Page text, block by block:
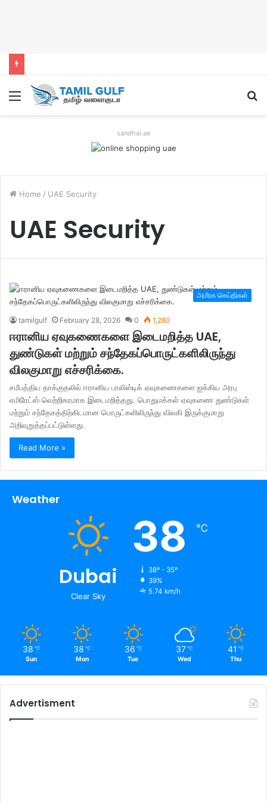
Menu
sandhai.ae
Home / UAE Security
UAE Security
அமீரக செய்திகள்
tamilgulf February 28, 2026 0 1,280
ஈரானிய ஏவுகணைகளை இடைமறித்த UAE,
துண்டுகள் மற்றும் சந்தேகப்பொருட்களிலிருந்து
விலகுமாறு எச்சரிக்கை.
சமீபத்திய தாக்குதலில் ஈரானிய பாலிஸ்டிக் ஏவுகணைகளை ஐக்கிய அரபு
எமிரேட்ஸ் வெற்றிகரமாக இடைமறித்தது. பொதுமக்கள் ஏவுகணை துண்டுகள்
மற்றும் சந்தேகத்திற்கிடமான பொருட்களிலிருந்து விலகி இருக்குமாறு
அறிவுறுத்தப்பட்டுள்ளது.
Read More »
Weather
Dubai
Clear Sky
38 ℃
38º - 35º
39%
5.74 km/h
38 ℃
Sun
38 ℃
Mon
36 ℃
Tue
37 ℃
Wed
41 ℃
Thu
Advertisment